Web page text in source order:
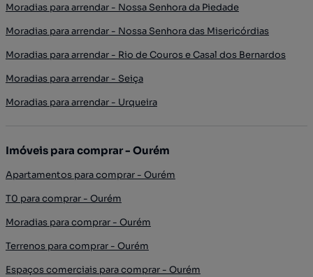
Moradias para arrendar - Nossa Senhora da Piedade
Moradias para arrendar - Nossa Senhora das Misericórdias
Moradias para arrendar - Rio de Couros e Casal dos Bernardos
Moradias para arrendar - Seiça
Moradias para arrendar - Urqueira
Imóveis para comprar - Ourém
Apartamentos para comprar - Ourém
T0 para comprar - Ourém
Moradias para comprar - Ourém
Terrenos para comprar - Ourém
Espaços comerciais para comprar - Ourém